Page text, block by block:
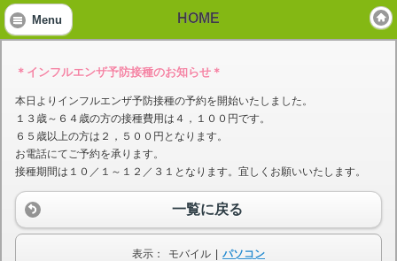
Menu HOME
＊インフルエンザ予防接種のお知らせ＊
本日よりインフルエンザ予防接種の予約を開始いたしました。
１３歳～６４歳の方の接種費用は４，１００円です。
６５歳以上の方は２，５００円となります。
お電話にてご予約を承ります。
接種期間は１０／１～１２／３１となります。宜しくお願いいたします。
一覧に戻る
表示： モバイル パソコン